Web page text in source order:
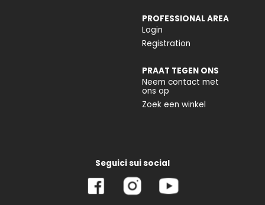
PROFESSIONAL AREA
Login
Registration
PRAAT TEGEN ONS
Neem contact met
ons op
Zoek een winkel
Seguici sui social